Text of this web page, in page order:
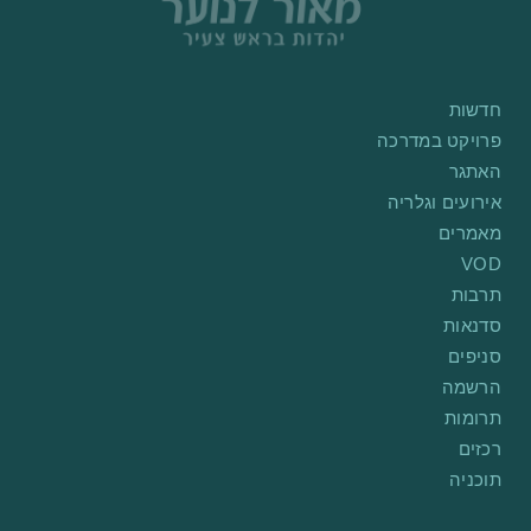
חדשות
פרויקט במדרכה
האתגר
אירועים וגלריה
מאמרים
VOD
תרבות
סדנאות
סניפים
הרשמה
תרומות
רכזים
תוכניה